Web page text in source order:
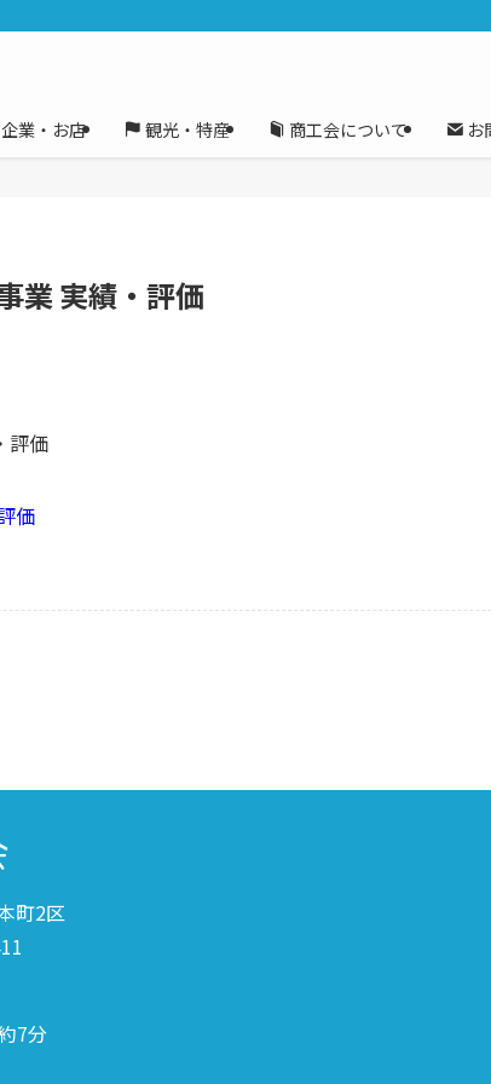
業・お店 観光・特産 商工会について お
業 実績・評価
評価
価
町2区
7分